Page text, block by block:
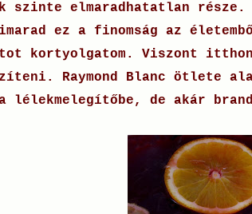
szinte elmaradhatatlan része.
ez a finomság az
kortyolgatom. Viszont
Raymond Blanc ötlete
de akár